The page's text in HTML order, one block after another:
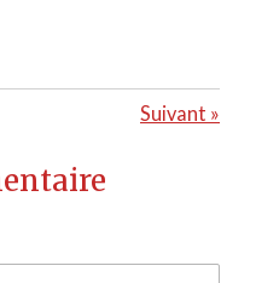
Suivant »